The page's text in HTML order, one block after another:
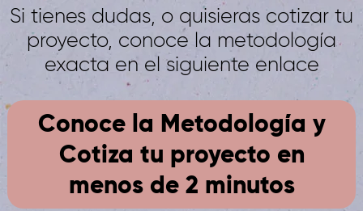
Si tienes dudas, o quisieras cotizar tu
proyecto, conoce la metodología
exacta en el siguiente enlace
Conoce la Metodología y
Cotiza tu proyecto en
menos de 2 minutos